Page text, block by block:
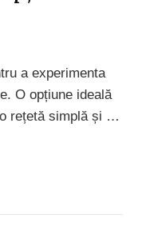
a experimenta
O opțiune ideală
rețetă simplă și …